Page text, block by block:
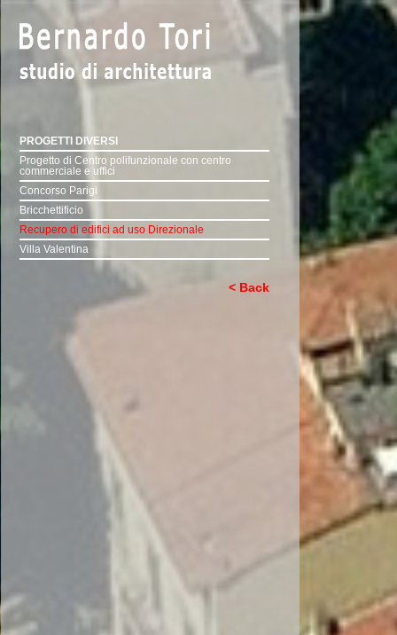
PROGETTI DIVERSI
Progetto di Centro polifunzionale con centro
commerciale e uffici
Concorso Parigi
Bricchettificio
Recupero di edifici ad uso Direzionale
Villa Valentina
< Back